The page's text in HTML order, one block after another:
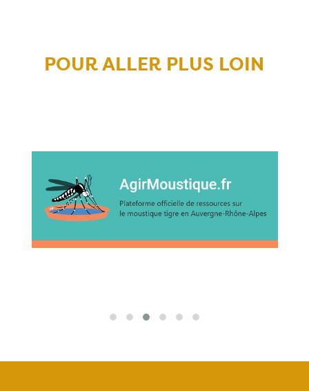
POUR ALLER PLUS LOIN